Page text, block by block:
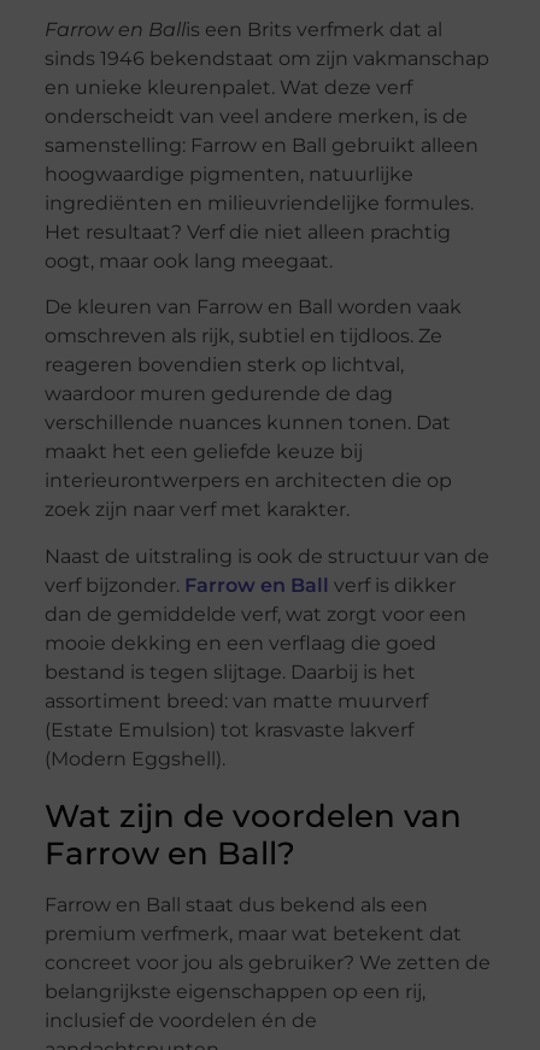
Farrow en Ballis een Brits verfmerk dat al
sinds 1946 bekendstaat om zijn vakmanschap
en unieke kleurenpalet. Wat deze verf
onderscheidt van veel andere merken, is de
samenstelling: Farrow en Ball gebruikt alleen
hoogwaardige pigmenten, natuurlijke
ingrediënten en milieuvriendelijke formules.
Het resultaat? Verf die niet alleen prachtig
oogt, maar ook lang meegaat.
De kleuren van Farrow en Ball worden vaak
omschreven als rijk, subtiel en tijdloos. Ze
reageren bovendien sterk op lichtval,
waardoor muren gedurende de dag
verschillende nuances kunnen tonen. Dat
maakt het een geliefde keuze bij
interieurontwerpers en architecten die op
zoek zijn naar verf met karakter.
Naast de uitstraling is ook de structuur van de
verf bijzonder. Farrow en Ball verf is dikker
dan de gemiddelde verf, wat zorgt voor een
mooie dekking en een verflaag die goed
bestand is tegen slijtage. Daarbij is het
assortiment breed: van matte muurverf
(Estate Emulsion) tot krasvaste lakverf
(Modern Eggshell).
Wat zijn de voordelen van
Farrow en Ball?
Farrow en Ball staat dus bekend als een
premium verfmerk, maar wat betekent dat
concreet voor jou als gebruiker? We zetten de
belangrijkste eigenschappen op een rij,
inclusief de voordelen én de